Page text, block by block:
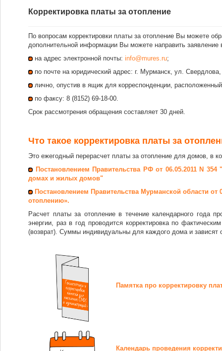
Корректировка платы за отопление
По вопросам корректировки платы за отопление Вы можете
дополнительной информации Вы можете направить
на адрес электронной почты: info@mures.ru;
по почте на юридический адрес: г. Мурманск, ул.
лично, опустив в ящик для корреспонденции,
по факсу: 8 (8152) 69-18-00.
Срок рассмотрения обращения составляет 30 дней.
Что такое корректировка платы за
Это ежегодный перерасчет платы за отопление для домов, в
Постановлением Правительства РФ от 06.05.2011 N
домах и жилых домов"
Постановлением Правительства Мурманской области
отоплению».
Расчет платы за отопление в течение календарного года
энергии, раз в год проводится корректировка по
(возврат). Суммы индивидуальны для каждого дома и зависят
Памятка про корректировку
Календарь проведения